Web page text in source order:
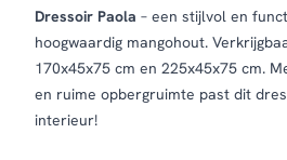
Dressoir Paola – een stijlvol en
hoogwaardig mangohout.
170x45x75 cm en 225x45x75 cm.
en ruime opbergruimte past dit
interieur!